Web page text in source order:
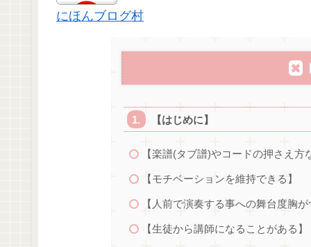
にほんブログ村
【はじめに】
【楽譜(タブ譜)やコードの押さえ
【モチベーションを維持できる】
【人前で演奏する事への舞台度胸
【生徒から講師になることがある】